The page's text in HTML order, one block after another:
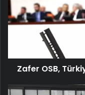
Yeni
Sanayi
Üssü
Zafer OSB,
Adana'da